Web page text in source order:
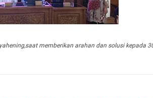
memberikan arahan dan solusi kepada